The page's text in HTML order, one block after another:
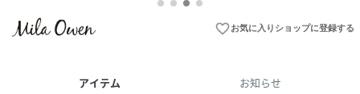
favorite_borderお気に入りショップに登録する
アイテム お知らせ